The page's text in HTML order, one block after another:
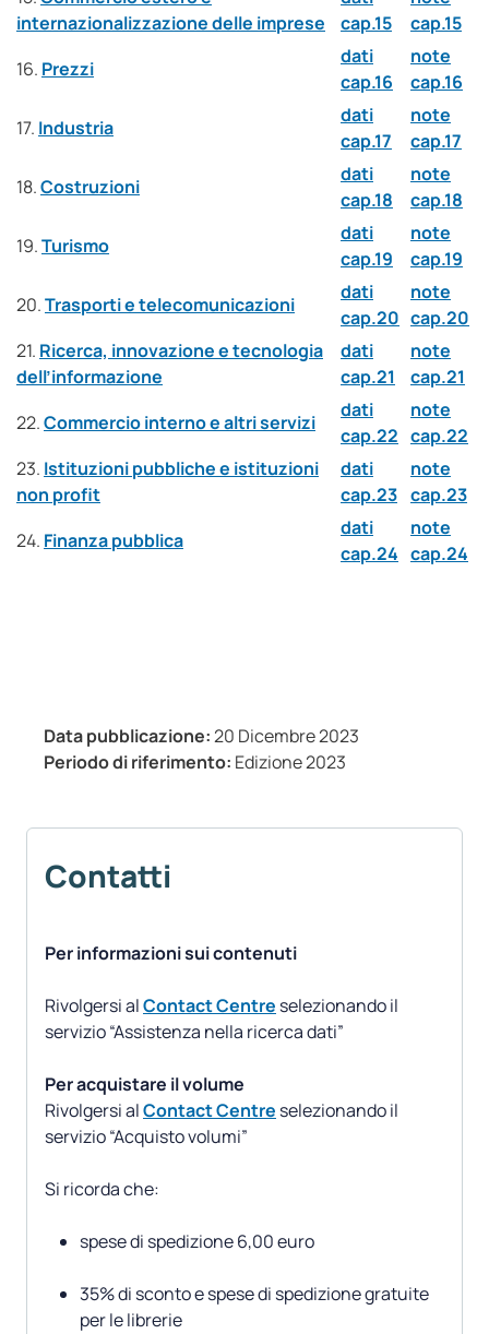
Data pubblicazione:20 Dicembre 2023
Periodo di riferimento: Edizione 2023
Contatti
Per informazioni sui contenuti
Rivolgersi alContact Centre selezionando il
servizio “Assistenza nella ricerca dati”
Per acquistare il volume
Rivolgersi alContact Centre selezionando il
servizio “Acquisto volumi”
spese di spedizione 6,00 euro
35% di sconto e spese di spedizione gratuite
per le librerie
internazionalizzazione delle imprese
cap.15
cap.15
16. Prezzi
dati
cap.16
note
cap.16
17. Industria
dati
cap.17
note
cap.17
18.Costruzioni
dati
cap.18
note
cap.18
19.Turismo
dati
cap.19
note
cap.19
20.Trasporti e telecomunicazioni
dati
cap.20
note
cap.20
21. Ricerca, innovazione e tecnologia
dell’informazione
dati
cap.21
note
cap.21
22.Commercio interno e altri servizi
dati
cap.22
note
cap.22
23. Istituzioni pubbliche e istituzioni
non profit
dati
cap.23
note
cap.23
24. Finanza pubblica
dati
cap.24
note
cap.24